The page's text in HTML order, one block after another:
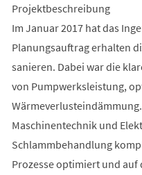
Projektbeschreibung
Im Januar 2017 hat das
Planungsauftrag erhalten
sanieren. Dabei war die
von Pumpwerksleistung,
Maschinentechnik und
Schlammbehandlung
Prozesse optimiert und auf